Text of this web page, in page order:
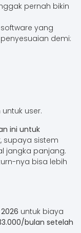
pernah bikin
yang
demi:
user.
ini untuk
, supaya sistem
jangka panjang.
nya bisa lebih
untuk biaya
bulan setelah